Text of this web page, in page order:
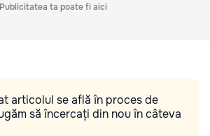
Publicitatea ta poate fi aici
articolul se află în proces de
să încercați din nou în câteva